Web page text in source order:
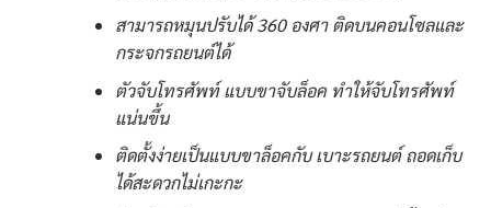
สามารถหมุนปรับได้ 360 องศา ติดบนคอนโซลและ
กระจกรถยนต์ได้
ตัวจับโทรศัพท์ แบบขาจับล็อค ทำให้จับโทรศัพท์
แน่นขึ้น
ติดตั้งง่ายเป็นแบบขาล็อคกับ เบาะรถยนต์ ถอดเก็บ
ได้สะดวกไม่เกะกะ